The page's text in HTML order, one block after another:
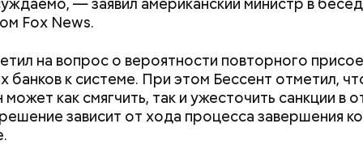
Fox News.
на вопрос о вероятности повторного
банков к системе. При этом Бессент отметил,
может как смягчить, так и ужесточить санкции в
зависит от хода процесса завершения
Тадзима потеряла мужа. А спустя 11 лет